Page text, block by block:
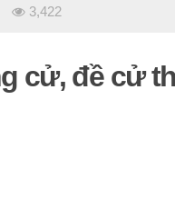
3,422
cử, đề cử